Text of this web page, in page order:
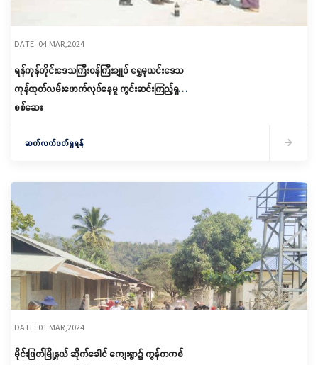
DATE: 04 MAR,2024
ရန်ကုန်တိုင်းဒေသကြီးဝန်ကြီးချုပ် ရွှေမုယင်းဒေသ
ကုန်ထုတ်လမ်းဖောက်လုပ်နေမှု ကွင်းဆင်းကြည့်ရှု
စစ်ဆေး
ဆက်လက်ဖတ်ရှုရန်
DATE: 01 MAR,2024
မိုင်းဖြတ်မြို့နယ် ဆိုက်ခေါင် ကျေးရွာ၌ ကွန်ကကစ်